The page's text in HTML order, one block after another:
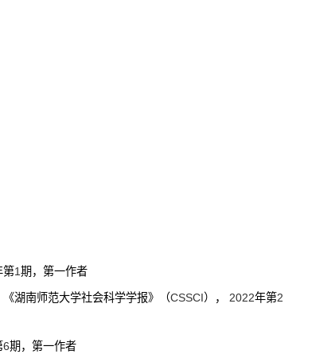
第1期，第一作者
湖南师范大学社会科学学报》（CSSCI） ， 2022年第2
6期，第一作者